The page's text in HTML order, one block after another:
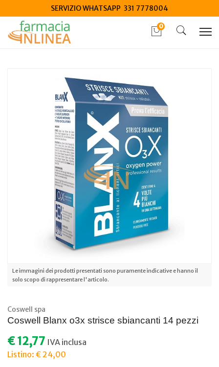
SERVIZIO WHATSAPP 331 7778004
0
Le immagini dei prodotti presentati sono puramente indicative e hanno il
solo scopo di rappresentare l'articolo.
Coswell spa
Coswell Blanx o3x strisce sbiancanti 14 pezzi
€ 12,77 IVA inclusa
Listino: € 24,00